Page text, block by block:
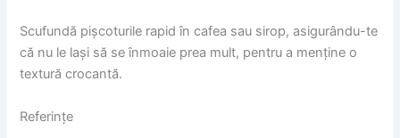
Scufundă pișcoturile rapid în cafea sau sirop, asigurându-te
că nu le lași să se înmoaie prea mult, pentru a menține o
textură crocantă.
Referințe